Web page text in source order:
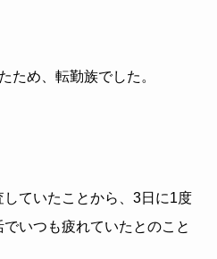
ため、転勤族でした。
ていたことから、3日に1度
いつも疲れていたとのこと